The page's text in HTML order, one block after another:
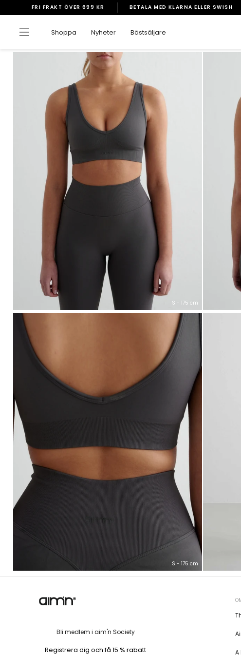
vidare
innehåll
Pausa
bildspelet
FRI FRAKT ÖVER 699 KR BETALA MED KLARNA ELLER SWISH
Sidnavigering
Shoppa Nyheter Bästsäljare
S - 175 cm
S - 175 cm
Bli medlem i aim'n Society
Registrera dig och få 15 % rabatt A